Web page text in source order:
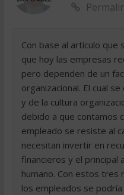
Con base al artículo que
que hoy las empresas
pero dependen de un
organizacional. El cual
y de la cultura
debido a que contamos
empleado se resiste al
necesitan invertir en
financieros y el principal
humano. Con estos tres
los empleados se